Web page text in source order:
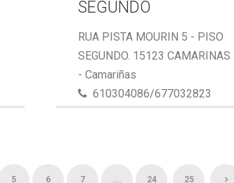
SEGUNDO
RUA PISTA MOURIN 5 - PISO
SEGUNDO. 15123 CAMARINAS
- Camariñas
610304086/677032823
5 6 7 ... 24 25